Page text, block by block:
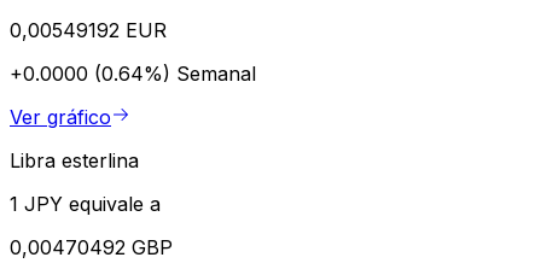
0,00549192 EUR
+0.0000 (0.64%) Semanal
Ver gráfico
Libra esterlina
1 JPY equivale a
0,00470492 GBP